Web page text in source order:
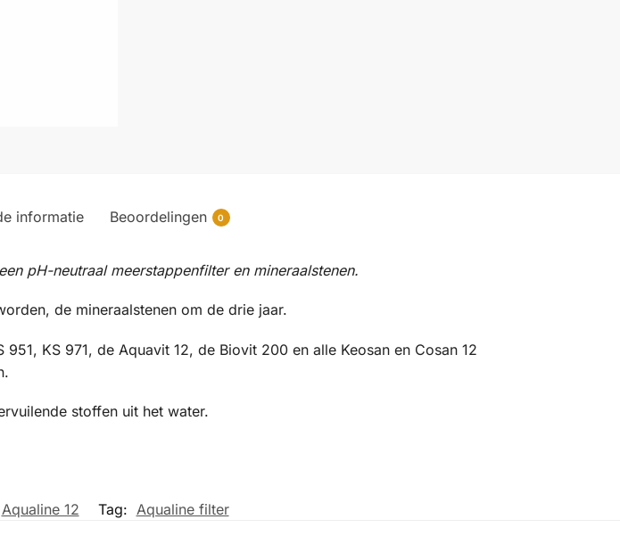
informatie Beoordelingen 0
pH-neutraal meerstappenfilter en mineraalstenen.
de mineraalstenen om de drie jaar.
KS 971, de Aquavit 12, de Biovit 200 en alle Keosan en Cosan 12
stoffen uit het water.
Aqualine 12 Tag: Aqualine filter